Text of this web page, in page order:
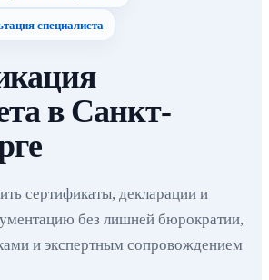
специалиста
в Санкт-
сертификаты, декларации и
без лишней бюрократии,
и экспертным сопровождением